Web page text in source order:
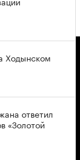
Ходынском
ответил
«Золотой